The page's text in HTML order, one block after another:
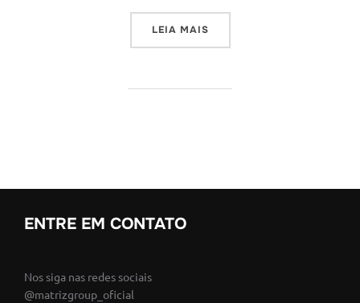
LEIA MAIS“EVENTO INSPIRAR DA
ENTRE EM CONTATO
Nos siga nas redes sociais
@matrizgroup_oficial